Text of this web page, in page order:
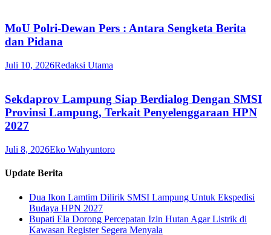
MoU Polri-Dewan Pers : Antara Sengketa Berita
dan Pidana
Juli 10, 2026Redaksi Utama
Sekdaprov Lampung Siap Berdialog Dengan SMSI
Provinsi Lampung, Terkait Penyelenggaraan HPN
2027
Juli 8, 2026Eko Wahyuntoro
Update Berita
Dua Ikon Lamtim Dilirik SMSI Lampung Untuk Ekspedisi
Budaya HPN 2027
Bupati Ela Dorong Percepatan Izin Hutan Agar Listrik di
Kawasan Register Segera Menyala